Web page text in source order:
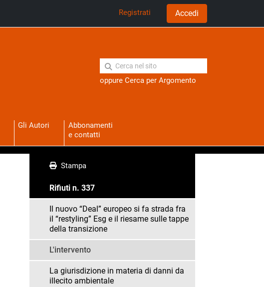
Registrati Accedi
oppure Cerca per Argomento
Gli Autori
Abbonamenti
e contatti
Stampa
Rifiuti n. 337
Il nuovo “Deal” europeo si fa strada fra
il “restyling” Esg e il riesame sulle tappe
della transizione
L'intervento
La giurisdizione in materia di danni da
illecito ambientale